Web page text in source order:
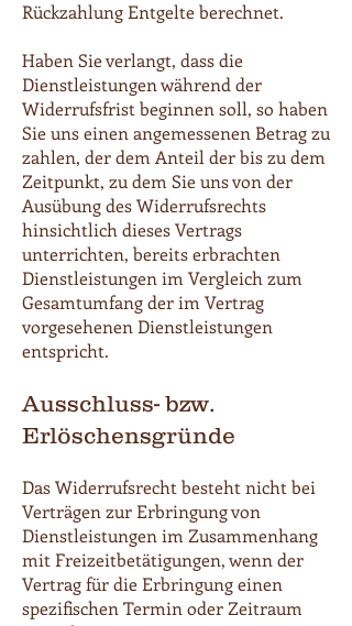
Rückzahlung Entgelte berechnet.
Haben Sie verlangt, dass die
Dienstleistungen während der
Widerrufsfrist beginnen soll, so haben
Sie uns einen angemessenen Betrag zu
zahlen, der dem Anteil der bis zu dem
Zeitpunkt, zu dem Sie uns von der
Ausübung des Widerrufsrechts
hinsichtlich dieses Vertrags
unterrichten, bereits erbrachten
Dienstleistungen im Vergleich zum
Gesamtumfang der im Vertrag
vorgesehenen Dienstleistungen
entspricht.
Ausschluss- bzw.
Erlöschensgründe
Das Widerrufsrecht besteht nicht bei
Verträgen zur Erbringung von
Dienstleistungen im Zusammenhang
mit Freizeitbetätigungen, wenn der
Vertrag für die Erbringung einen
spezifischen Termin oder Zeitraum